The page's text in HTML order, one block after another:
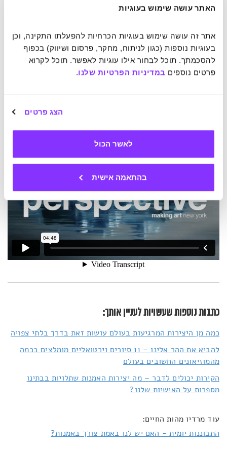
האתר עושה שימוש בעוגיות
פרטים נוספים במדיניות הפרטיות שלנו.
הצג פרטים
לאשר הכול
בהתאמה אישית
בימיה האחרונים לא דעכה מחויבות האם למשלחת, ובתה
"מבטאים את הקונספט של
פרידה, ברמה הגלובלית והאישית", כדבריה של פורמן.
את הסרטון Perspective, שמציג את עבודתה ואת סיפורה
שלך, התקווה היא כי הוא יצטרף למסה של מעשים קטנים אחרים
כתבות נוספות שעשויות לעניין אותך:
כמה מן היצירות המרגיעות בעולם עושות זאת בדרך בלתי צפויה
להביא את ההר אלינו – 11 סיורים וירטואליים מומלצים בכמה
מהמוזיאונים החשובים בעולם
הקירות יכולים לדבר – מה יצירות האמנות שתלויות בבתינו
מספרות על האישיות שלנו?
עוד מרדיו מהות החיים:
התבוננות יומית - האם יש לנו באמת צורך באמנות?